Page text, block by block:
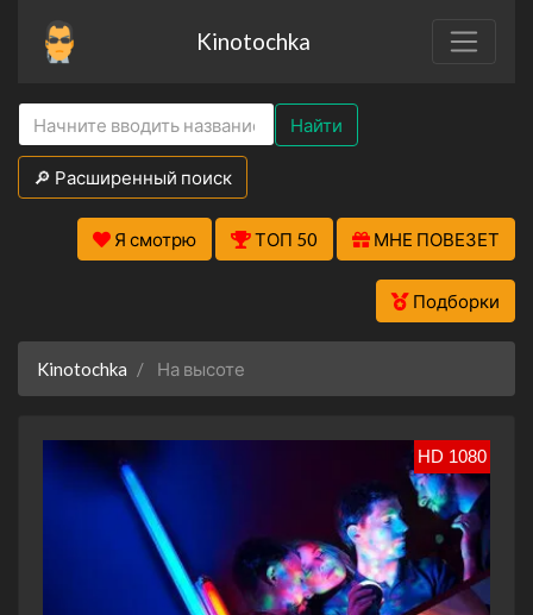
Kinotochka
Найти
🔎 Расширенный поиск
Я смотрю ТОП 50 МНЕ ПОВЕЗЕТ
Подборки
Kinotochka На высоте
HD 1080